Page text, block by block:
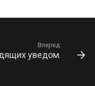
Вперед
уведомлений